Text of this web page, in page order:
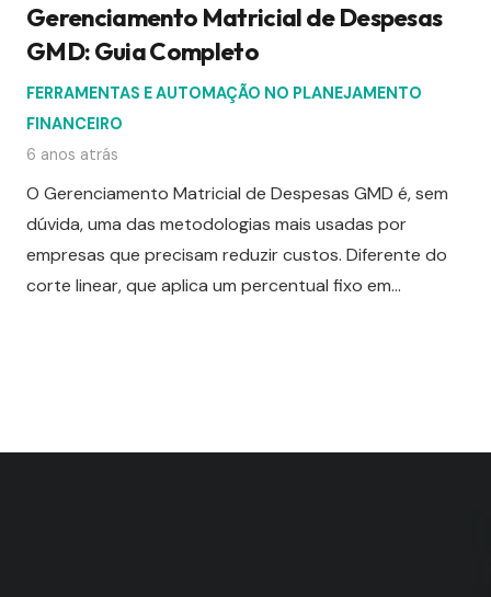
Gerenciamento Matricial de Despesas
GMD: Guia Completo
FERRAMENTAS E AUTOMAÇÃO NO PLANEJAMENTO
FINANCEIRO
6 anos atrás
O Gerenciamento Matricial de Despesas GMD é, sem
dúvida, uma das metodologias mais usadas por
empresas que precisam reduzir custos. Diferente do
corte linear, que aplica um percentual fixo em…